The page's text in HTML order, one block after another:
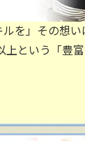
ルを」その想
上という「豊